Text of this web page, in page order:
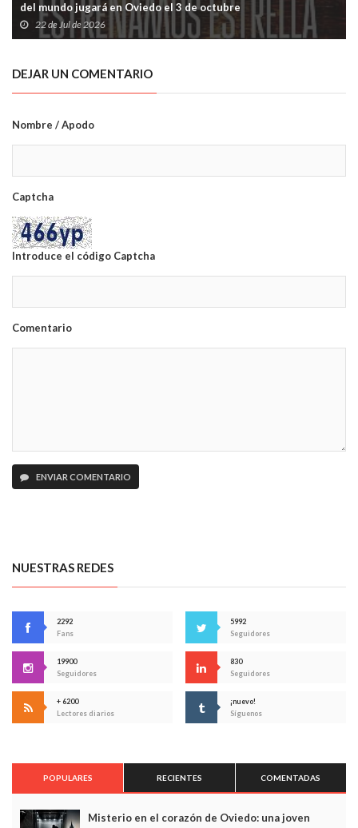
del mundo jugará en Oviedo el 3 de octubre
22 de Jul de 2026
DEJAR UN COMENTARIO
Nombre / Apodo
Captcha
Introduce el código Captcha
Comentario
ENVIAR COMENTARIO
NUESTRAS REDES
2292
Fans
5992
Seguidores
19900
Seguidores
830
Seguidores
+ 6200
Lectores diarios
¡nuevo!
Síguenos
POPULARES RECIENTES COMENTADAS
Misterio en el corazón de Oviedo: una joven